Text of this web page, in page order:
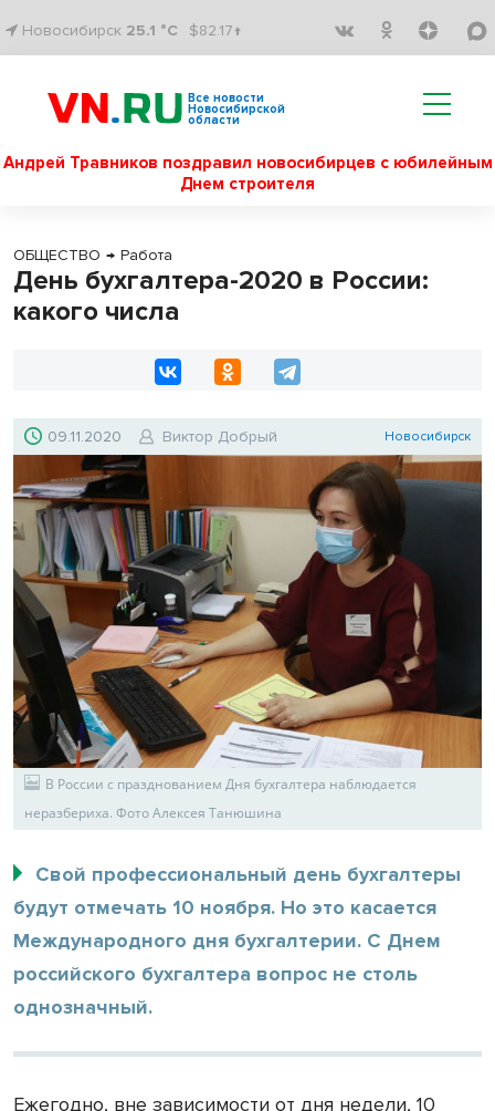
Новосибирск 25.1 °C $82.17↑
Все новости
Новосибирской
области
Андрей Травников поздравил новосибирцев с юбилейным
Днем строителя
ОБЩЕСТВО → Работа
День бухгалтера-2020 в России:
какого числа
09.11.2020 Виктор Добрый Новосибирск
В России с празднованием Дня бухгалтера наблюдается
неразбериха. Фото Алексея Танюшина
Свой профессиональный день бухгалтеры
будут отмечать 10 ноября. Но это касается
Международного дня бухгалтерии. С Днем
российского бухгалтера вопрос не столь
однозначный.
Ежегодно, вне зависимости от дня недели, 10